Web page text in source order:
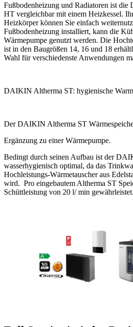
Fußbodenheizung und Radiatoren ist
HT vergleichbar mit einem Heizkessel.
Heizkörper können Sie einfach
Fußbodenheizung installiert, kann die
Wärmepumpe genutzt werden. Die
ist in den Baugrößen 14, 16 und 18
Wahl für verschiedenste Anwendungen
DAIKIN Altherma ST: hygienische
Der DAIKIN Altherma ST
Ergänzung zu einer Wärmepumpe.
Bedingt durch seinen Aufbau ist der
wasserhygienisch optimal, da das
Hochleistungs-Wärmetauscher aus
wird. Pro eingebautem Altherma ST
Schüttleistung von 20 l/ min gewährleistet.